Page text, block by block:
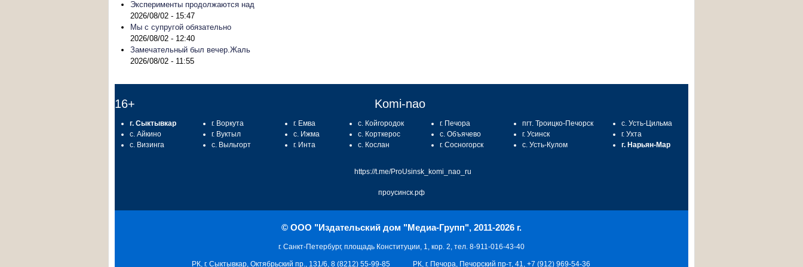
Эксперименты продолжаются над
2026/08/02 - 15:47
Мы с супругой обязательно
2026/08/02 - 12:40
Замечательный был вечер.Жаль
2026/08/02 - 11:55
16+ Komi-nao
г. Сыктывкар
с. Айкино
с. Визинга
г. Воркута
г. Вуктыл
с. Выльгорт
г. Емва
с. Ижма
г. Инта
с. Койгородок
с. Корткерос
с. Кослан
г. Печора
с. Объячево
г. Сосногорск
пгт. Троицко-Печорск
г. Усинск
с. Усть-Кулом
с. Усть-Цильма
г. Ухта
г. Нарьян-Мар
https://t.me/ProUsinsk_komi_nao_ru
проусинск.рф
© ООО "Издательский дом "Медиа-Групп", 2011-2026 г.
г. Санкт-Петербург, площадь Конституции, 1, кор. 2, тел. 8-911-016-43-40
РК, г. Печора, Печорский пр-т, 41, +7 (912) 969-54-36
РК, г. Сыктывкар, Октябрьский пр., 131/6, 8 (8212) 55-99-85